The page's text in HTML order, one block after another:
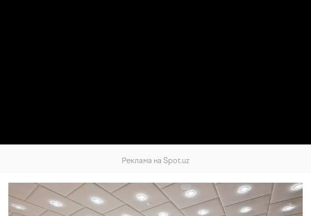
Реклама на Spot.uz